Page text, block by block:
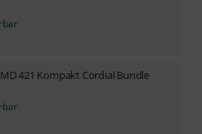
MD 421 Kompakt Cordial Bundle